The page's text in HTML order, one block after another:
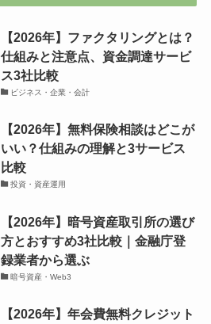
【2026年】ファクタリングとは？
仕組みと注意点、資金調達サービ
ス3社比較
ビジネス・企業・会計
【2026年】無料保険相談はどこが
いい？仕組みの理解と3サービス
比較
投資・資産運用
【2026年】暗号資産取引所の選び
方とおすすめ3社比較｜金融庁登
録業者から選ぶ
暗号資産・Web3
【2026年】年会費無料クレジット